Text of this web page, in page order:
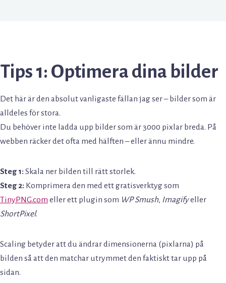
Tips 1: Optimera dina bilder
Det här är den absolut vanligaste fällan jag ser – bilder som är
alldeles för stora.
Du behöver inte ladda upp bilder som är 3000 pixlar breda. På
webben räcker det ofta med hälften – eller ännu mindre.
Steg 1: Skala ner bilden till rätt storlek.
Steg 2: Komprimera den med ett gratisverktyg som
TinyPNG.com eller ett plugin som WP Smush, Imagifyeller
ShortPixel.
Scaling betyder att du ändrar dimensionerna (pixlarna) på
bilden så att den matchar utrymmet den faktiskt tar upp på
sidan.